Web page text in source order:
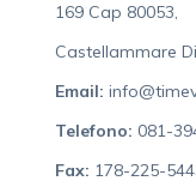
169 Cap 80053,
Castellammare
Email:
Telefono: 081-
Fax: 178-225-